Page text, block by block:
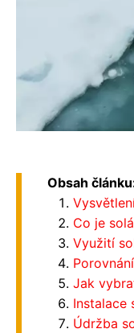
Obsah
Co je
Využití
Jak
Instalace
Údržba